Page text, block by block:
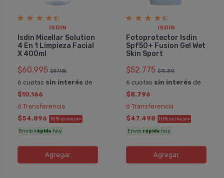
ISDIN
Isdin Micellar Solution
4 En 1 Limpieza Facial
X 400ml
$60.995 $87.135
6 cuotas sin interés de
$10.166
ó Transferencia
$54.896 10% EXTRA OFF
Envío rápido hoy
Agregar
ISDIN
Fotoprotector Isdin
Spf50+ Fusion Gel Wet
Skin Sport
$52.775 $75.393
6 cuotas sin interés de
$8.796
ó Transferencia
$47.498 10% EXTRA OFF
Envío rápido hoy
Agregar